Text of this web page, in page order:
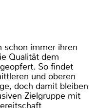
schon immer ihren
Qualität dem
So findet
und oberen
doch damit bleiben
Zielgruppe mit